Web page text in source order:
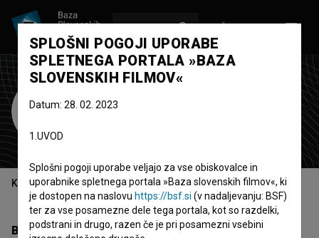
Domen Pehani
Kazalo
Biografija
SPLOŠNI POGOJI UPORABE
SPLETNEGA PORTALA »BAZA
SLOVENSKIH FILMOV«
Datum: 28. 02. 2023
1.UVOD
Splošni pogoji uporabe veljajo za vse obiskovalce in
uporabnike spletnega portala »Baza slovenskih filmov«, ki
je dostopen na naslovu https://bsf.si (v nadaljevanju: BSF)
ter za vse posamezne dele tega portala, kot so razdelki,
podstrani in drugo, razen če je pri posamezni vsebini